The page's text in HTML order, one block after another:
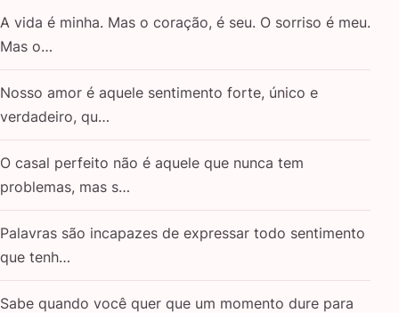
A vida é minha. Mas o coração, é seu. O sorriso é meu.
Mas o…
Nosso amor é aquele sentimento forte, único e
verdadeiro, qu…
O casal perfeito não é aquele que nunca tem
problemas, mas s…
Palavras são incapazes de expressar todo sentimento
que tenh…
Sabe quando você quer que um momento dure para